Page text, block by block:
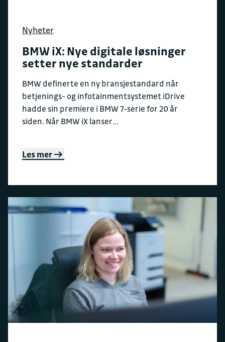
Nyheter
BMW iX: Nye digitale løsninger
setter nye standarder
BMW definerte en ny bransjestandard når
betjenings- og infotainmentsystemet iDrive
hadde sin premiere i BMW 7-serie for 20 år
siden. Når BMW iX lanser...
Les mer